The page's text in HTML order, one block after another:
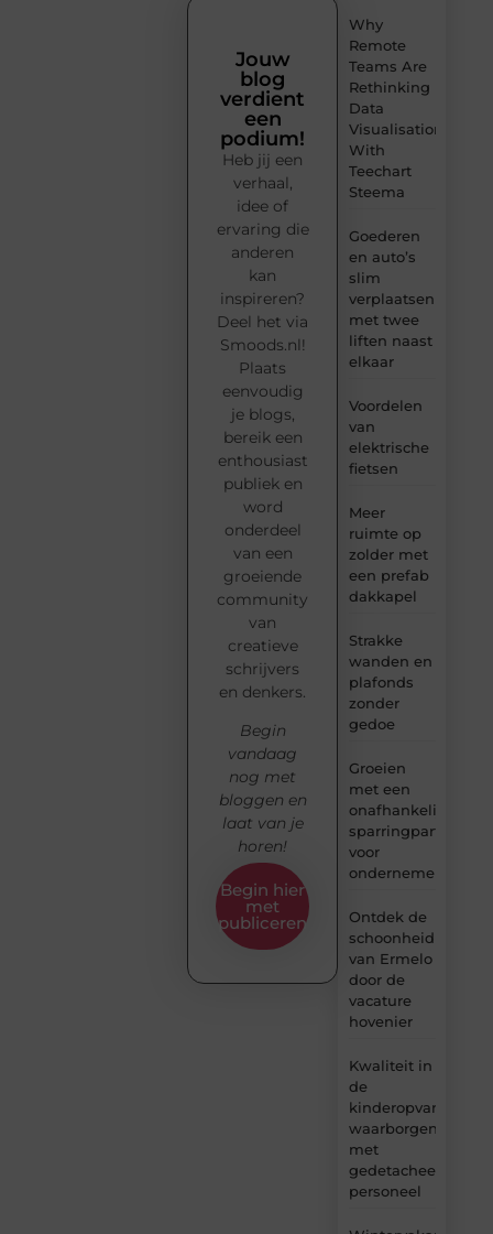
Why
Remote
Teams Are
Rethinking
Data
Visualisation
With
Teechart
Steema
Goederen
en auto’s
slim
verplaatsen
met twee
liften naast
elkaar
Voordelen
van
elektrische
fietsen
Meer
ruimte op
zolder met
een prefab
dakkapel
Strakke
wanden en
plafonds
zonder
gedoe
Groeien
met een
onafhankelijke
sparringpartner
voor
ondernemers
Ontdek de
schoonheid
van Ermelo
door de
vacature
hovenier
Kwaliteit in
de
kinderopvang
waarborgen
met
gedetacheerd
personeel
Jouw
blog
verdient
een
podium!
Heb jij een
verhaal,
idee of
ervaring die
anderen
kan
inspireren?
Deel het via
Smoods.nl!
Plaats
eenvoudig
je blogs,
bereik een
enthousiast
publiek en
word
onderdeel
van een
groeiende
community
van
creatieve
schrijvers
en denkers.
Begin
vandaag
nog met
bloggen en
laat van je
horen!
Begin hier
met
publiceren